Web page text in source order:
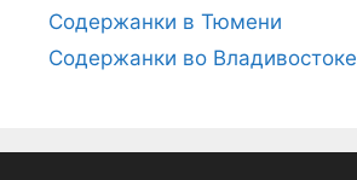
Содержанки в Тюмени
Содержанки во Владивостоке